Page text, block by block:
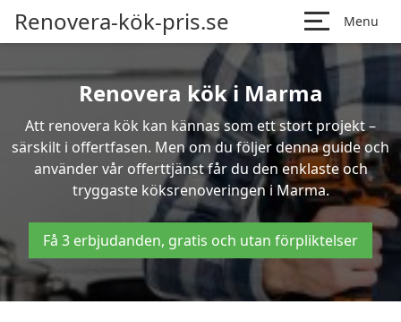
Renovera-kök-pris.se Menu
Renovera kök i Marma
Att renovera kök kan kännas som ett stort projekt –
särskilt i offertfasen. Men om du följer denna guide och
använder vår offerttjänst får du den enklaste och
tryggaste köksrenoveringen i Marma.
Få 3 erbjudanden, gratis och utan förpliktelser